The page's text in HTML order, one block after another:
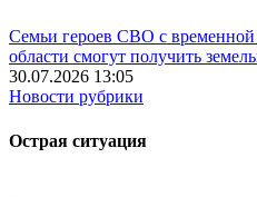
Семьи героев СВО с временной
области смогут получить
30.07.2026 13:05
Новости рубрики
Острая ситуация